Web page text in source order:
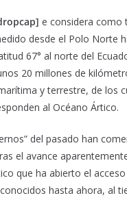
e considera como
desde el Polo Norte
67° al norte del
20 millones de
y terrestre, de los
al Océano Ártico.
del pasado han
el avance
que ha abierto el
hasta ahora, al